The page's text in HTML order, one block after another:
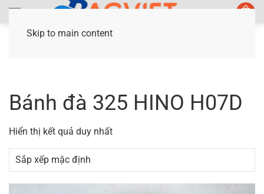
Skip to main content
Bánh đà 325 HINO H07D
Hiển thị kết quả duy nhất